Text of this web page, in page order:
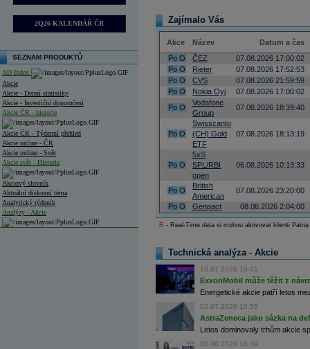
2Q26 KALENDÁŘ ČR
SEZNAM PRODUKTŮ
AD Index
Akcie
Akcie - Denní statistiky
Akcie - Investiční doporučení
Akcie ČR - historie
Akcie ČR - Týdenní přehled
Akcie online - ČR
Akcie online - Svět
Akcie svět - Historie
Akciový slovník
Aktuální diskusní téma
Analytický týdeník
Analýzy - Akcie
Zajímalo Vás
Akce Název
Datum a čas
Po O ČEZ
07.08.2026 17:00:02
Po O Rieter
07.08.2026 17:52:53
Po O CVS
07.08.2026 21:59:59
Po O Nokia Oyj
07.08.2026 17:00:02
Po O
Vodafone
Group
07.08.2026 18:39:40
Po O
Swisscanto
(CH) Gold
ETF
07.08.2026 18:13:19
Po O
5xS
SPL/RBI
open
06.08.2026 10:13:33
Po O
British
American
07.08.2026 23:20:00
Po O Genpact 08.08.2026 2:04:00
R - Real-Time data si mohou aktivovat klienti
Technická analýza - Akcie
10.07.2026 10:41
ExxonMobil může těžit z
Energetické akcie patří letos
02.07.2026 10:55
AstraZeneca jako sázka na
Letos dominovaly trhům akcie
30.06.2026 16:39